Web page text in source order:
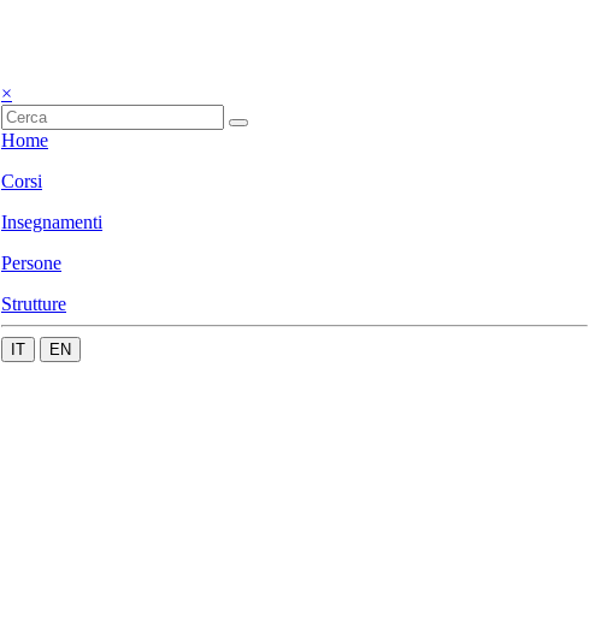
×
Home
Corsi
Insegnamenti
Persone
Strutture
IT EN